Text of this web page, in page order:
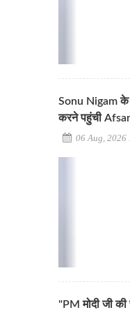
Sonu Nigam के
करने पहुंची
06 Aug, 2026
"PM मोदी जी